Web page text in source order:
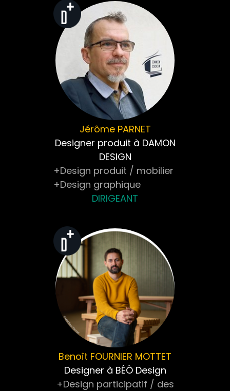
Jérôme PARNET
Designer produit à DAMON
DESIGN
+Design produit / mobilier
+Design graphique
DIRIGEANT
Benoît FOURNIER MOTTET
Designer à BÉÒ Design
+Design participatif / des